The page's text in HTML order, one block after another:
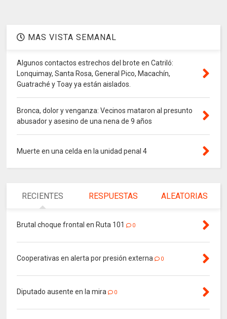
MAS VISTA SEMANAL
Algunos contactos estrechos del brote en Catriló:
Lonquimay, Santa Rosa, General Pico, Macachín,
Guatraché y Toay ya están aislados.
Bronca, dolor y venganza: Vecinos mataron al presunto
abusador y asesino de una nena de 9 años
Muerte en una celda en la unidad penal 4
RECIENTES RESPUESTAS ALEATORIAS
Brutal choque frontal en Ruta 101 0
Cooperativas en alerta por presión externa 0
Diputado ausente en la mira 0